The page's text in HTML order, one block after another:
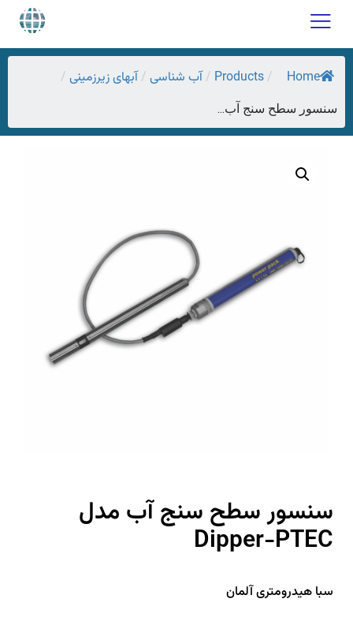
Home
/
Products
/ آب شناسی / آبهای زیرزمینی /
سنسور سطح سنج آب...
سنسور سطح سنج آب مدل
Dipper-PTEC
سبا هیدرومتری آلمان